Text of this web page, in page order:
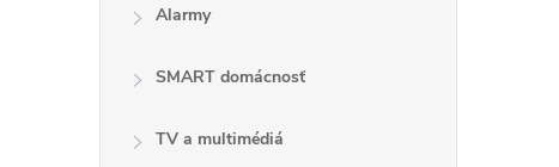
Alarmy
SMART domácnosť
TV a multimédiá